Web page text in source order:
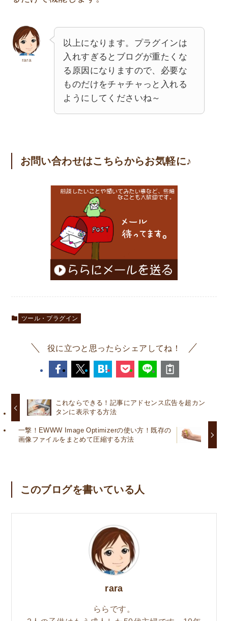
rara
以上になります。プラグインは
入れすぎるとブログが重たくな
る原因になりますので、必要な
ものだけをチャチャっと入れる
ようにしてくださいね～
お問い合わせはこちらからお気軽に♪
ツール・プラグイン
役に立つと思ったらシェアしてね！
これならできる！記事にアドセンス広告を超カン
タンに表示する方法
一撃！EWWW Image Optimizerの使い方！既存の
画像ファイルをまとめて圧縮する方法
このブログを書いている人
rara
ららです。